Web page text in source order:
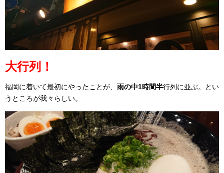
大行列！
福岡に着いて最初にやったことが、 雨の中1時間半行列に並ぶ。とい
うところが我々らしい。